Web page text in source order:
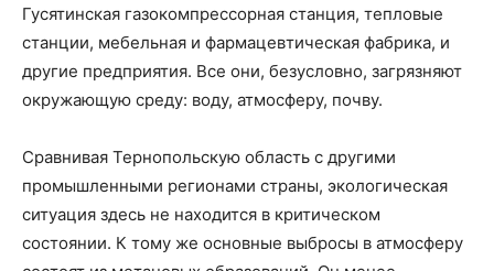
Гусятинская газокомпрессорная станция, тепловые
станции, мебельная и фармацевтическая фабрика, и
другие предприятия. Все они, безусловно, загрязняют
окружающую среду: воду, атмосферу, почву.
Сравнивая Тернопольскую область с другими
промышленными регионами страны, экологическая
ситуация здесь не находится в критическом
состоянии. К тому же основные выбросы в атмосферу